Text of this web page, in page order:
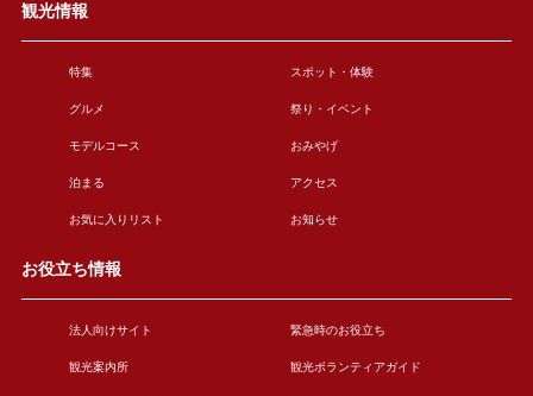
観光情報
特集 スポット・体験
グルメ 祭り・イベント
モデルコース おみやげ
泊まる アクセス
お気に入りリスト お知らせ
お役立ち情報
法人向けサイト 緊急時のお役立ち
観光案内所 観光ボランティアガイド